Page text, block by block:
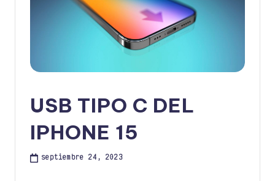
USB TIPO C DEL
IPHONE 15
septiembre 24, 2023